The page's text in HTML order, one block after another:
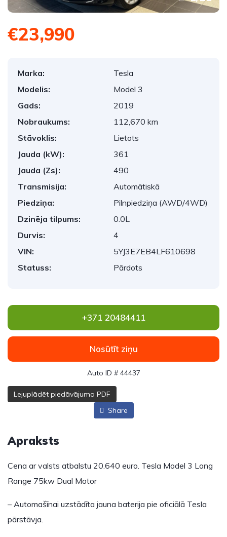
€23,990
Marka:
Tesla
Modelis:
Model 3
Gads:
2019
Nobraukums:
112,670 km
Stāvoklis:
Lietots
Jauda (kW):
361
Jauda (Zs):
490
Transmisija:
Automātiskā
Piedziņa:
Pilnpiedziņa (AWD/4WD)
Dzinēja tilpums:
0.0L
Durvis:
4
VIN:
5YJ3E7EB4LF610698
Statuss:
Pārdots
+371 20484411
Nosūtīt ziņu
Auto ID # 44437
Lejuplādēt piedāvājuma PDF
Share
Apraksts
Cena ar valsts atbalstu 20.640 euro. Tesla Model 3 Long
Range 75kw Dual Motor
– Automašīnai uzstādīta jauna baterija pie oficiālā Tesla
pārstāvja.